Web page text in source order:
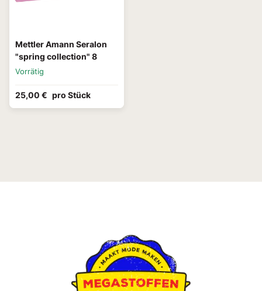
Mettler Amann Seralon
"spring collection" 8
Vorrätig
25,00 € pro Stück